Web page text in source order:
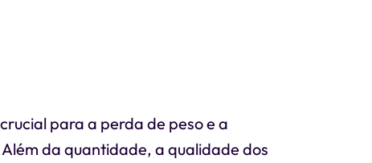
para a perda de peso e a
da quantidade, a qualidade dos